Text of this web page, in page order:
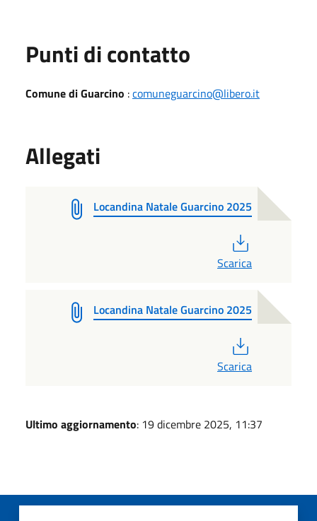
Punti di contatto
Comune di Guarcino :comuneguarcino@libero.it
Allegati
Locandina Natale Guarcino 2025
Scarica
Locandina Natale Guarcino 2025
Scarica
Ultimo aggiornamento: 19 dicembre 2025, 11:37